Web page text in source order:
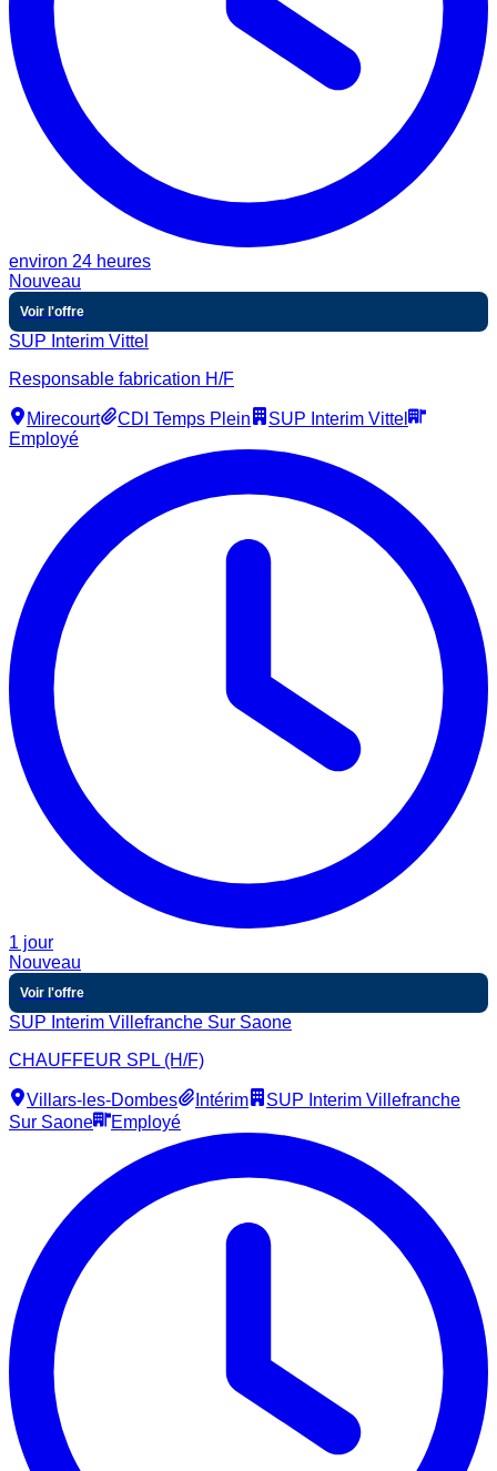
environ 24 heures
Nouveau
Voir l'offre
SUP Interim Vittel
Responsable fabrication H/F
Mirecourt CDI Temps Plein
SUP Interim Vittel
Employé
1 jour
Nouveau
Voir l'offre
SUP Interim Villefranche Sur Saone
CHAUFFEUR SPL (H/F)
Villars-les-Dombes Intérim
SUP Interim Villefranche
Sur Saone
Employé